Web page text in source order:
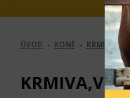
ÚVOD - KONĚ -